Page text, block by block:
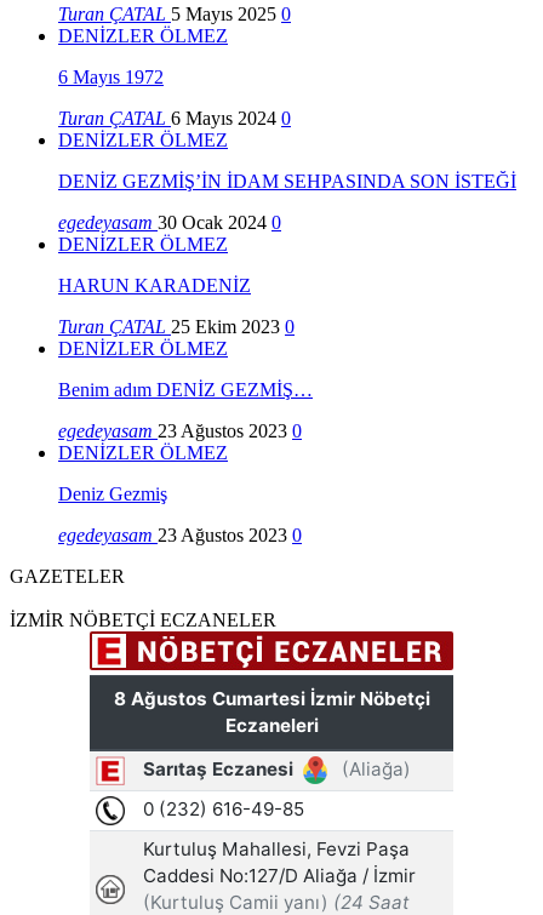
Turan ÇATAL 5 Mayıs 2025 0
DENİZLER ÖLMEZ
6 Mayıs 1972
Turan ÇATAL 6 Mayıs 2024 0
DENİZLER ÖLMEZ
DENİZ GEZMİŞ’İN İDAM SEHPASINDA SON İSTEĞİ
egedeyasam 30 Ocak 2024 0
DENİZLER ÖLMEZ
HARUN KARADENİZ
Turan ÇATAL 25 Ekim 2023 0
DENİZLER ÖLMEZ
Benim adım DENİZ GEZMİŞ…
egedeyasam 23 Ağustos 2023 0
DENİZLER ÖLMEZ
Deniz Gezmiş
egedeyasam 23 Ağustos 2023 0
GAZETELER
İZMİR NÖBETÇİ ECZANELER